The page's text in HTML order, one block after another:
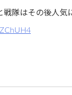
隊はその後人